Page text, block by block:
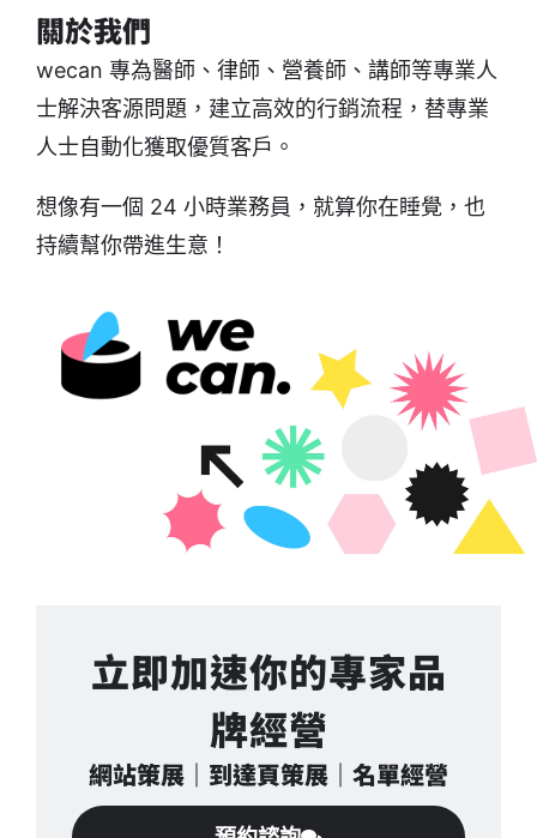
關於我們
wecan 專為醫師、律師、營養師、講師等專業人
士解決客源問題，建立高效的行銷流程，替專業
人士自動化獲取優質客戶。
想像有一個 24 小時業務員，就算你在睡覺，也
持續幫你帶進生意！
立即加速你的專家品
牌經營
網站策展｜到達頁策展｜名單經營